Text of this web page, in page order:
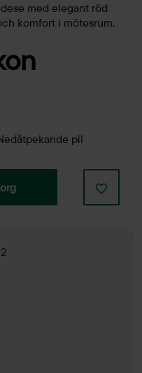
med elegant röd
komfort i mötesrum.